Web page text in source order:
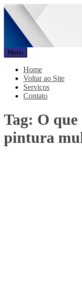
Pular
para
conteúdo
Promar
Blog
Menu
Home
Voltar ao Site
Serviços
Contato
Tag: O que
pintura